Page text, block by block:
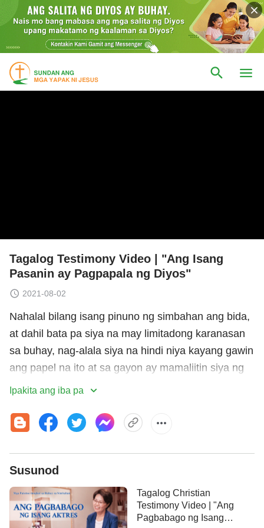
Tagalog Testimony Video | "Ang Isang
Pasanin ay Pagpapala ng Diyos"
2021-08-02
Nahalal bilang isang pinuno ng simbahan ang bida,
at dahil bata pa siya na may limitadong karanasan
sa buhay, nag-alala siya na hindi niya kayang gawin
ang papel na ito at sa gayon ay mamaliitin siya ng
iba. Sa isang pagtitipon, ang kanyang pananaw
ikinainis niya ito at pakiramdam niya na talagang
may kakulangan siya kumpara sa ibang mga pinuno
ng simbahan. Sa kanyang pagmumuni-muni sa
sarili sa pamamagitan ng pagkain at pag-inom ng
mgasalita ng Diyos, napagtanto niya na ang
dahilan kaya gusto niyang iwasan ang kanyang
tungkulin ay natatakot siya na makikita ng iba ang
Ipakita ang iba pa
Susunod
Tagalog Christian
Testimony Video | "Ang
Pagbabago ng Isang